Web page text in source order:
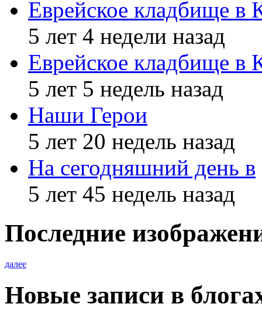
Еврейское кладбище в
5 лет 4 недели назад
Еврейское кладбище в
5 лет 5 недель назад
Наши Герои
5 лет 20 недель назад
На сегодняшний день в
5 лет 45 недель назад
Последние
далее
Новые записи в